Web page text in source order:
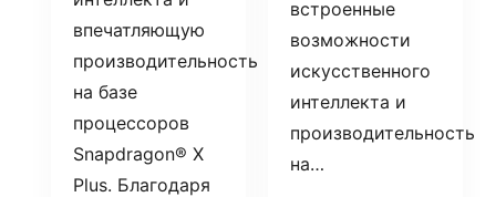
впечатляющую
производительность
на базе
процессоров
Snapdragon® X
Plus. Благодаря
встроенные
возможности
искусственного
интеллекта и
производительность
на…